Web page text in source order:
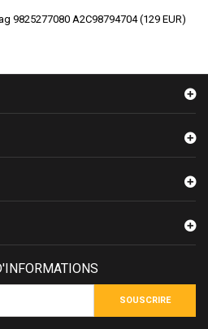
9825277080 A2C98794704 (129 EUR)
SOUSCRIRE